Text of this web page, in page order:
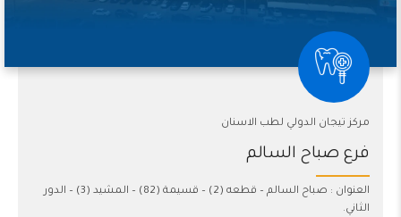
مركز تيجان الدولي لطب الاسنان
فرع صباح السالم
العنوان : صباح السالم – قطعه (2) – قسيمة (82) – المشيد (3) – الدور
الثاني.